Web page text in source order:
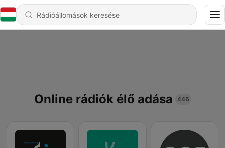
Online rádiók élő adása 446